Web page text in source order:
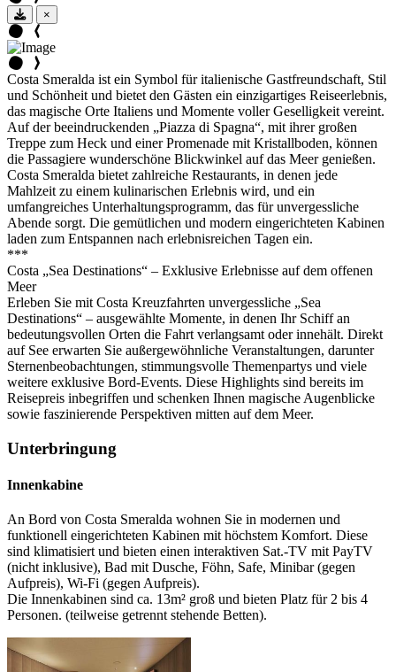
×
Costa Smeralda ist ein Symbol für italienische Gastfreundschaft, Stil
und Schönheit und bietet den Gästen ein einzigartiges Reiseerlebnis,
das magische Orte Italiens und Momente voller Geselligkeit vereint.
Auf der beeindruckenden „Piazza di Spagna“, mit ihrer großen
Treppe zum Heck und einer Promenade mit Kristallboden, können
die Passagiere wunderschöne Blickwinkel auf das Meer genießen.
Costa Smeralda bietet zahlreiche Restaurants, in denen jede
Mahlzeit zu einem kulinarischen Erlebnis wird, und ein
umfangreiches Unterhaltungsprogramm, das für unvergessliche
Abende sorgt. Die gemütlichen und modern eingerichteten Kabinen
laden zum Entspannen nach erlebnisreichen Tagen ein.
***
Costa „Sea Destinations“ – Exklusive Erlebnisse auf dem offenen
Meer
Erleben Sie mit Costa Kreuzfahrten unvergessliche „Sea
Destinations“ – ausgewählte Momente, in denen Ihr Schiff an
bedeutungsvollen Orten die Fahrt verlangsamt oder innehält. Direkt
auf See erwarten Sie außergewöhnliche Veranstaltungen, darunter
Sternenbeobachtungen, stimmungsvolle Themenpartys und viele
weitere exklusive Bord-Events. Diese Highlights sind bereits im
Reisepreis inbegriffen und schenken Ihnen magische Augenblicke
sowie faszinierende Perspektiven mitten auf dem Meer.
Unterbringung
Innenkabine
An Bord von Costa Smeralda wohnen Sie in modernen und
funktionell eingerichteten Kabinen mit höchstem Komfort. Diese
sind klimatisiert und bieten einen interaktiven Sat.-TV mit PayTV
(nicht inklusive), Bad mit Dusche, Föhn, Safe, Minibar (gegen
Aufpreis), Wi-Fi (gegen Aufpreis).
Die Innenkabinen sind ca. 13m² groß und bieten Platz für 2 bis 4
Personen. (teilweise getrennt stehende Betten).